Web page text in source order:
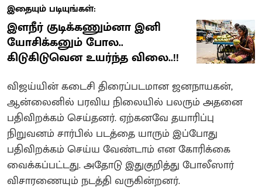
இதையும் படியுங்கள்:
இளநீர் குடிக்கணும்னா இனி
யோசிக்கனும் போல..
கிடுகிடுவென உயர்ந்த விலை..!!
விஜய்யின் கடைசி திரைப்படமான ஜனநாயகன்,
ஆன்லைனில் பரவிய நிலையில் பலரும் அதனை
பதிவிறக்கம் செய்தனர். ஏற்கனவே தயாரிப்பு
நிறுவனம் சார்பில் படத்தை யாரும் இப்போது
பதிவிறக்கம் செய்ய வேண்டாம் என கோரிக்கை
வைக்கப்பட்டது. அதோடு இதுகுறித்து போலீஸார்
விசாரணையும் நடத்தி வருகின்றனர்.